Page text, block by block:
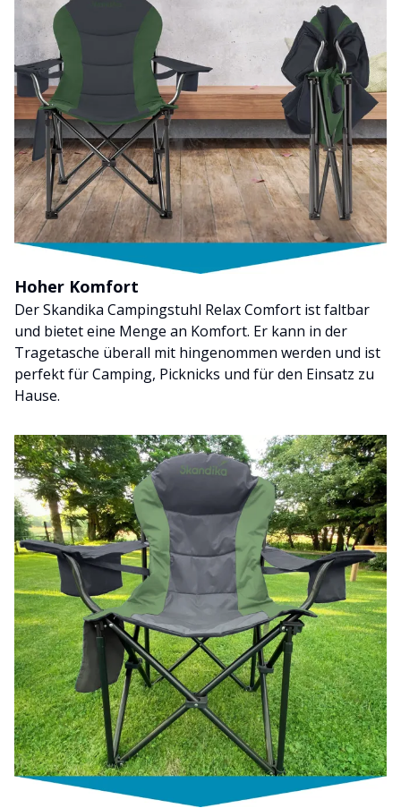
Hoher Komfort
Der Skandika Campingstuhl Relax Comfort ist faltbar
und bietet eine Menge an Komfort. Er kann in der
Tragetasche überall mit hingenommen werden und ist
perfekt für Camping, Picknicks und für den Einsatz zu
Hause.